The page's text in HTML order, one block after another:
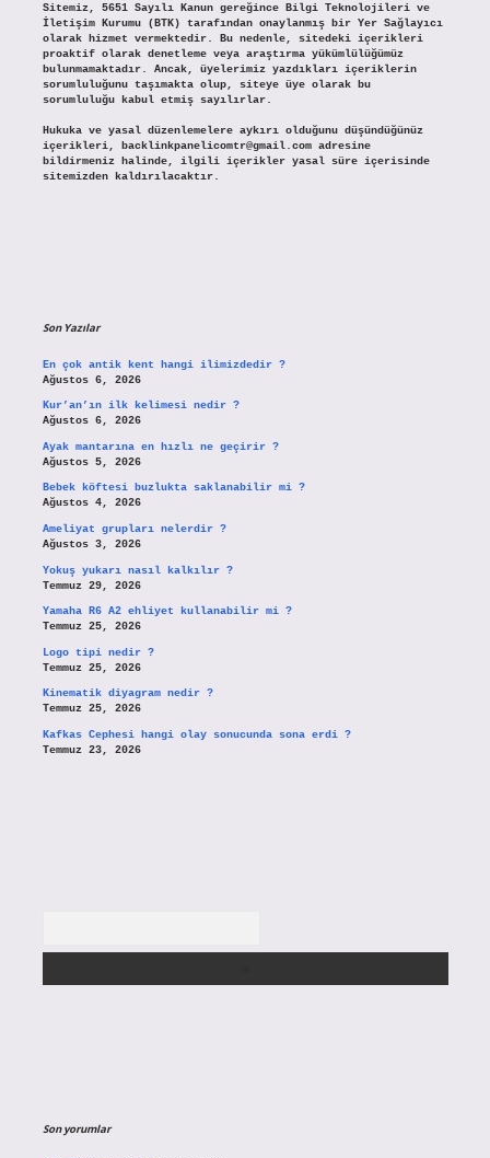
Sitemiz, 5651 Sayılı Kanun gereğince Bilgi Teknolojileri ve
İletişim Kurumu (BTK) tarafından onaylanmış bir Yer Sağlayıcı
olarak hizmet vermektedir. Bu nedenle, sitedeki içerikleri
proaktif olarak denetleme veya araştırma yükümlülüğümüz
bulunmamaktadır. Ancak, üyelerimiz yazdıkları içeriklerin
sorumluluğunu taşımakta olup, siteye üye olarak bu
sorumluluğu kabul etmiş sayılırlar.
Hukuka ve yasal düzenlemelere aykırı olduğunu düşündüğünüz
içerikleri,
backlinkpanelicomtr@gmail.comadresine
bildirmeniz halinde, ilgili içerikler yasal süre içerisinde
sitemizden kaldırılacaktır.
Son Yazılar
En çok antik kent hangi ilimizdedir ?
Ağustos 6, 2026
Kur’an’ın ilk kelimesi nedir ?
Ağustos 6, 2026
Ayak mantarına en hızlı ne geçirir ?
Ağustos 5, 2026
Bebek köftesi buzlukta saklanabilir mi ?
Ağustos 4, 2026
Ameliyat grupları nelerdir ?
Ağustos 3, 2026
Yokuş yukarı nasıl kalkılır ?
Temmuz 29, 2026
Yamaha R6 A2 ehliyet kullanabilir mi ?
Temmuz 25, 2026
Logo tipi nedir ?
Temmuz 25, 2026
Kinematik diyagram nedir ?
Temmuz 25, 2026
Kafkas Cephesi hangi olay sonucunda sona erdi ?
Temmuz 23, 2026
Son yorumlar